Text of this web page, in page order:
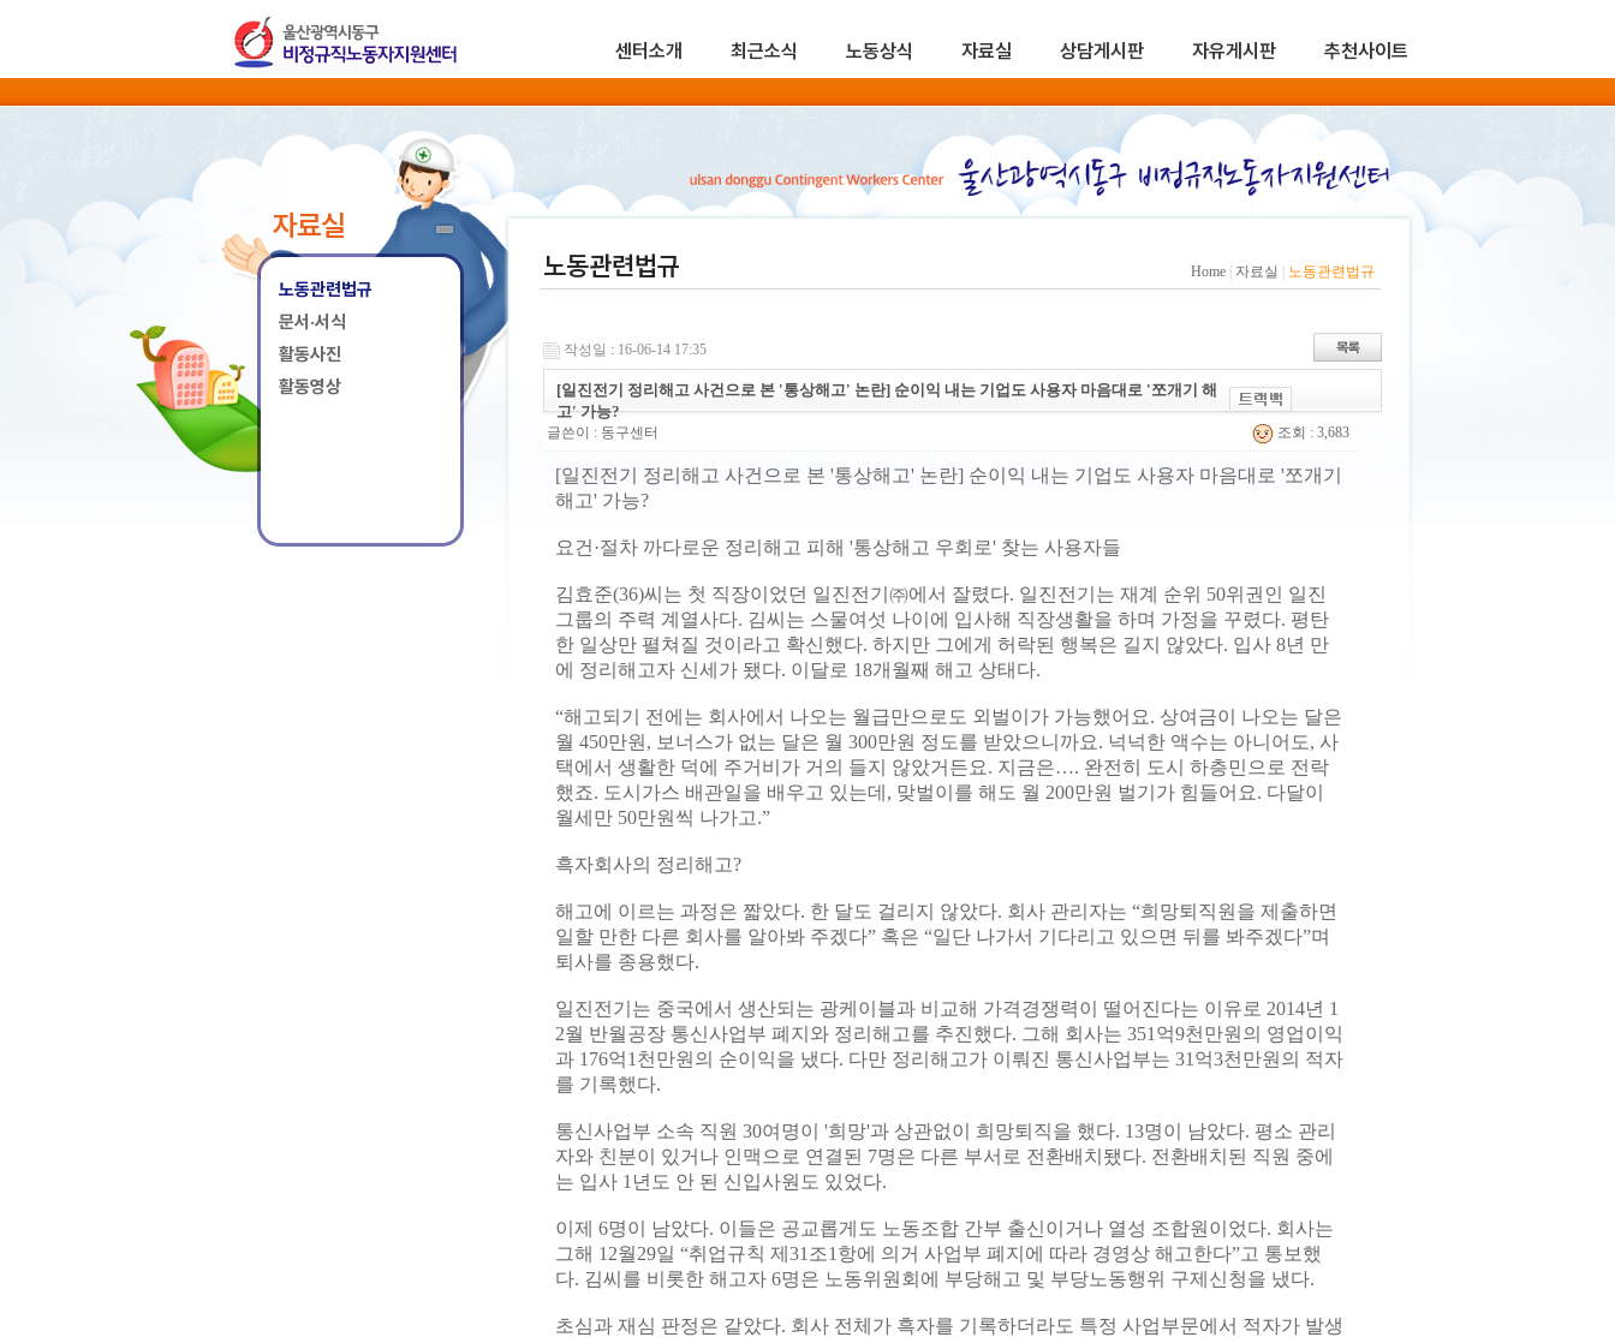
센터소개 최근소식 노동상식 자료실 상담게시판 자유게시판 추천사이트
자료실
노동관련법규
문서·서식
활동사진
활동영상
노동관련법규 Home 자료실 노동관련법규
작성일 : 16-06-14 17:35
[일진전기 정리해고 사건으로 본 '통상해고' 논란] 순이익 내는 기업도 사용자 마음대로 '쪼개기 해
고' 가능?
글쓴이 : 동구센터 조회 : 3,683
[일진전기 정리해고 사건으로 본 '통상해고' 논란] 순이익 내는 기업도 사용자 마음대로 '쪼개기
해고' 가능?
요건·절차 까다로운 정리해고 피해 '통상해고 우회로' 찾는 사용자들
김효준(36)씨는 첫 직장이었던 일진전기㈜에서 잘렸다. 일진전기는 재계 순위 50위권인 일진
그룹의 주력 계열사다. 김씨는 스물여섯 나이에 입사해 직장생활을 하며 가정을 꾸렸다. 평탄
한 일상만 펼쳐질 것이라고 확신했다. 하지만 그에게 허락된 행복은 길지 않았다. 입사 8년 만
에 정리해고자 신세가 됐다. 이달로 18개월째 해고 상태다.
“해고되기 전에는 회사에서 나오는 월급만으로도 외벌이가 가능했어요. 상여금이 나오는 달은
월 450만원, 보너스가 없는 달은 월 300만원 정도를 받았으니까요. 넉넉한 액수는 아니어도, 사
택에서 생활한 덕에 주거비가 거의 들지 않았거든요. 지금은…. 완전히 도시 하층민으로 전락
했죠. 도시가스 배관일을 배우고 있는데, 맞벌이를 해도 월 200만원 벌기가 힘들어요. 다달이
월세만 50만원씩 나가고.”
흑자회사의 정리해고?
해고에 이르는 과정은 짧았다. 한 달도 걸리지 않았다. 회사 관리자는 “희망퇴직원을 제출하면
일할 만한 다른 회사를 알아봐 주겠다” 혹은 “일단 나가서 기다리고 있으면 뒤를 봐주겠다”며
퇴사를 종용했다.
일진전기는 중국에서 생산되는 광케이블과 비교해 가격경쟁력이 떨어진다는 이유로 2014년 1
2월 반월공장 통신사업부 폐지와 정리해고를 추진했다. 그해 회사는 351억9천만원의 영업이익
과 176억1천만원의 순이익을 냈다. 다만 정리해고가 이뤄진 통신사업부는 31억3천만원의 적자
를 기록했다.
통신사업부 소속 직원 30여명이 '희망'과 상관없이 희망퇴직을 했다. 13명이 남았다. 평소 관리
자와 친분이 있거나 인맥으로 연결된 7명은 다른 부서로 전환배치됐다. 전환배치된 직원 중에
는 입사 1년도 안 된 신입사원도 있었다.
이제 6명이 남았다. 이들은 공교롭게도 노동조합 간부 출신이거나 열성 조합원이었다. 회사는
그해 12월29일 “취업규칙 제31조1항에 의거 사업부 폐지에 따라 경영상 해고한다”고 통보했
다. 김씨를 비롯한 해고자 6명은 노동위원회에 부당해고 및 부당노동행위 구제신청을 냈다.
초심과 재심 판정은 같았다. 회사 전체가 흑자를 기록하더라도 특정 사업부문에서 적자가 발생